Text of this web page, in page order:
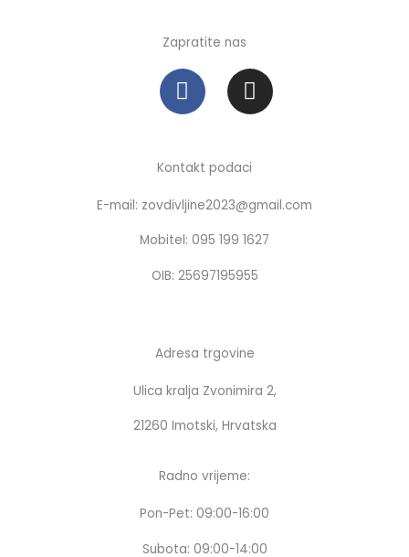
Zapratite nas
F
a
c
b
o
o
k
I
n
s
a
r
a
m
Kontakt podaci
E-mail: zovdivljine2023@gmail.com
Mobitel: 095 199 1627
OIB: 25697195955
Adresa trgovine
Ulica kralja Zvonimira 2,
21260 Imotski, Hrvatska
Radno vrijeme:
Pon-Pet: 09:00-16:00
Subota: 09:00-14:00